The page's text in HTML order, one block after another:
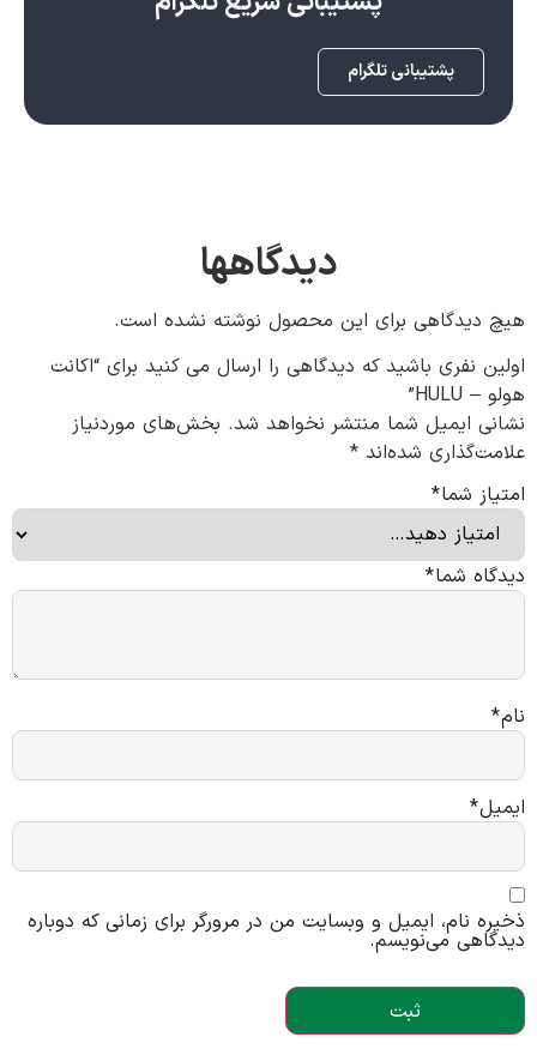
پشتیبانی تلگرام
دیدگاهها
هیچ دیدگاهی برای این محصول نوشته نشده است.
اولین نفری باشید که دیدگاهی را ارسال می کنید برای “اکانت
هولو – HULU”
نشانی ایمیل شما منتشر نخواهد شد. بخش‌های موردنیاز
علامت‌گذاری شده‌اند *
امتیاز شما*
دیدگاه شما*
نام*
ایمیل*
ذخیره نام، ایمیل و وبسایت من در مرورگر برای زمانی که دوباره
دیدگاهی می‌نویسم.